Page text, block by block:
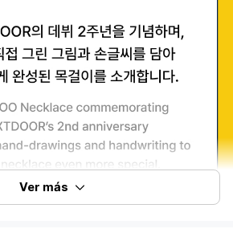
Ver más